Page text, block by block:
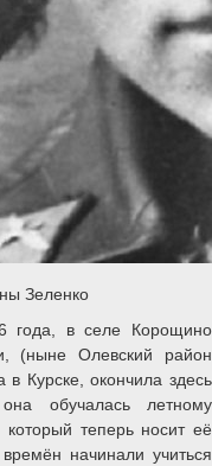
Зеленко
года, в селе Корощино
(ныне Олевский район
Курске, окончила здесь
обучалась летному
который теперь носит её
начинали учиться